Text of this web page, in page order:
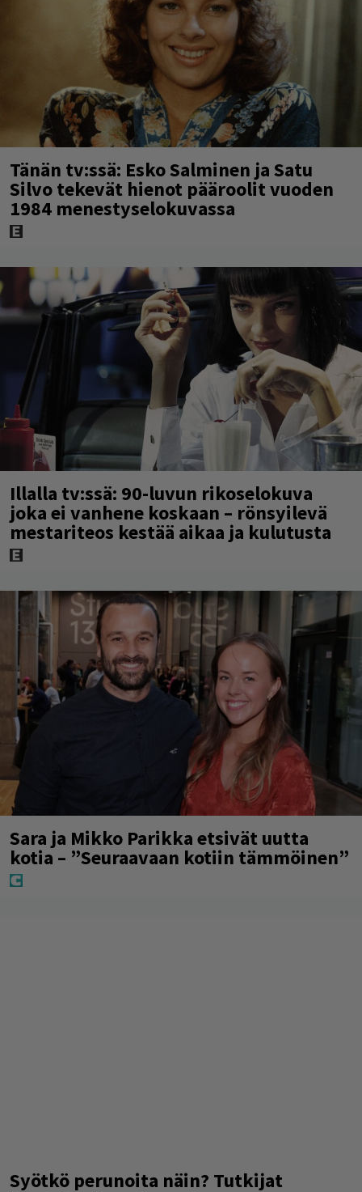
Tänän tv:ssä: Esko Salminen ja Satu
Silvo tekevät hienot pääroolit vuoden
1984 menestyselokuvassa
Illalla tv:ssä: 90-luvun rikoselokuva
joka ei vanhene koskaan – rönsyilevä
mestariteos kestää aikaa ja kulutusta
Sara ja Mikko Parikka etsivät uutta
kotia – ”Seuraavaan kotiin tämmöinen”
Syötkö perunoita näin? Tutkijat